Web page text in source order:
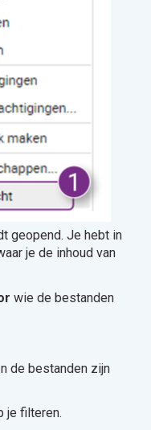
geopend. Je hebt in
je de inhoud van
wie de bestanden
de bestanden zijn
je filteren.